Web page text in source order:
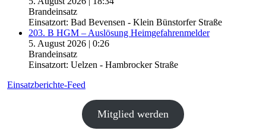
Brandeinsatz
Einsatzort: Bad Bevensen - Klein Bünstorfer Straße
203. B HGM – Auslösung Heimgefahrenmelder
5. August 2026 | 0:26
Brandeinsatz
Einsatzort: Uelzen - Hambrocker Straße
Einsatzberichte-Feed
Mitglied werden